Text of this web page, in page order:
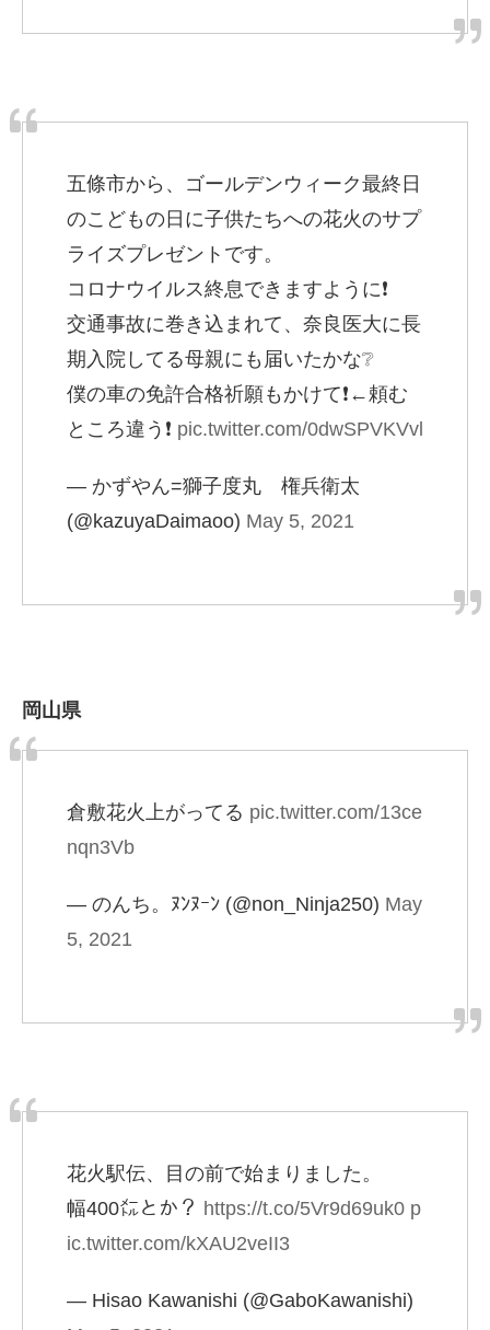
五條市から、ゴールデンウィーク最終日
のこどもの日に子供たちへの花火のサプ
ライズプレゼントです。
コロナウイルス終息できますように❗
交通事故に巻き込まれて、奈良医大に長
期入院してる母親にも届いたかな❔
僕の車の免許合格祈願もかけて❗←頼む
ところ違う❗ pic.twitter.com/0dwSPVKVvl
— かずやん=獅子度丸 権兵衛太
(@kazuyaDaimaoo) May 5, 2021
岡山県
倉敷花火上がってる pic.twitter.com/13ce
nqn3Vb
— のんち。ﾇﾝﾇｰﾝ (@non_Ninja250) May
5, 2021
花火駅伝、目の前で始まりました。
幅400㍍とか？ https://t.co/5Vr9d69uk0 p
ic.twitter.com/kXAU2veII3
— Hisao Kawanishi (@GaboKawanishi)